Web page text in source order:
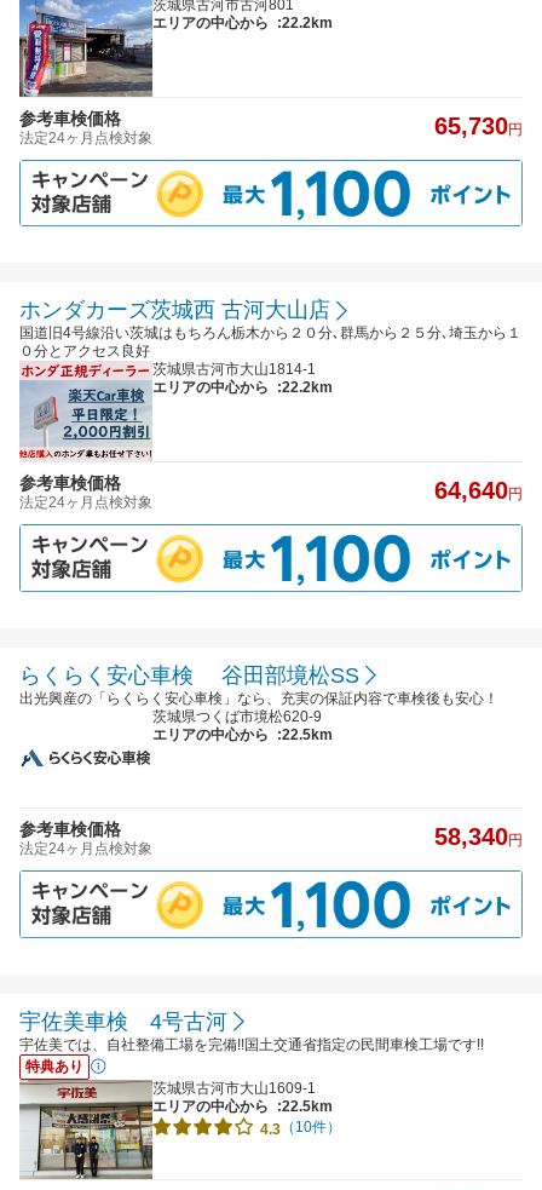
茨城県古河市古河801
エリアの中心から
:22.2km
参考車検価格
法定24ヶ月点検対象 65,730円
ホンダカーズ茨城西 古河大山店
国道旧4号線沿い茨城はもちろん栃木から２０分､群馬から２５分､埼玉から１
０分とアクセス良好
茨城県古河市大山1814-1
エリアの中心から
:22.2km
参考車検価格
法定24ヶ月点検対象 64,640円
らくらく安心車検 谷田部境松SS
出光興産の「らくらく安心車検」なら、充実の保証内容で車検後も安心！
茨城県つくば市境松620-9
エリアの中心から
:22.5km
参考車検価格
法定24ヶ月点検対象 58,340円
宇佐美車検 4号古河
宇佐美では、自社整備工場を完備!!国土交通省指定の民間車検工場です!!
特典あり
茨城県古河市大山1609-1
エリアの中心から
:22.5km
4.3 （10件）